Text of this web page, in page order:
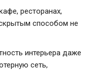
ресторанах,
способом не
интерьера даже
сеть,